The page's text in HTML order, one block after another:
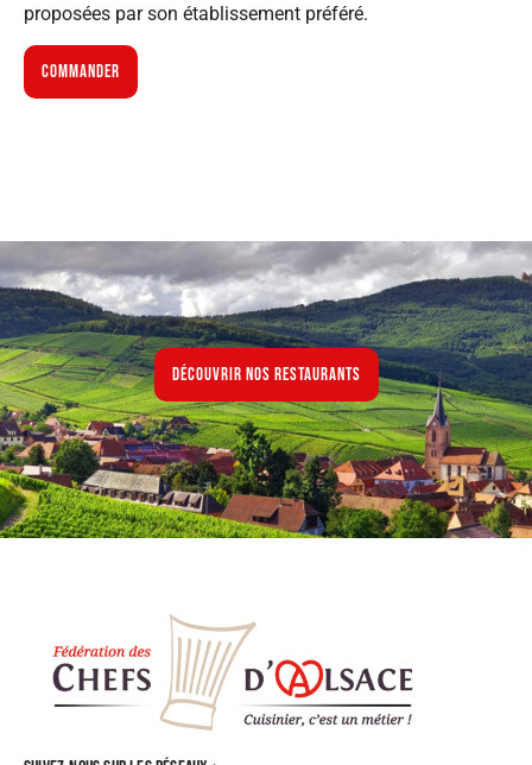
proposées par son établissement préféré.
COMMANDER
Découvrir nos restaurants